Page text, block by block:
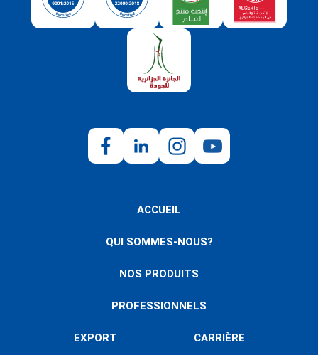
ACCUEIL
QUI SOMMES-NOUS?
NOS PRODUITS
PROFESSIONNELS
EXPORT CARRIÈRE